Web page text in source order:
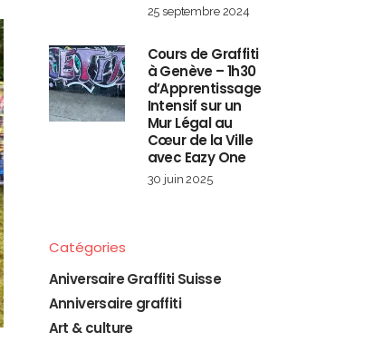
25 septembre 2024
Cours de Graffiti
à Genève – 1h30
d’Apprentissage
Intensif sur un
Mur Légal au
Cœur de la Ville
avec Eazy One
30 juin 2025
Catégories
Aniversaire Graffiti Suisse
Anniversaire graffiti
Art & culture